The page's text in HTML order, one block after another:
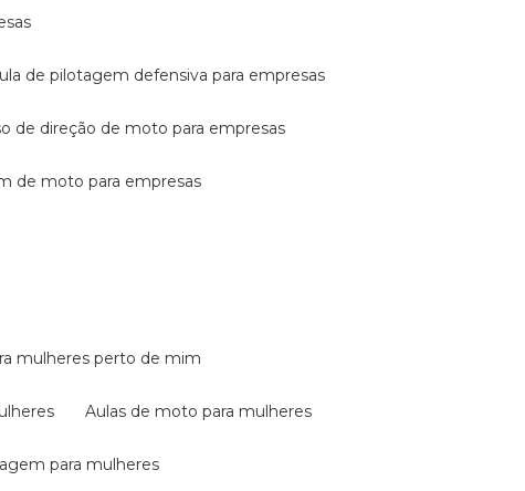
aula de pilotagem defensiva para empresas
de direção de moto para empresas
de moto para empresas
mulheres perto de mim
aulas de moto para mulheres
para mulheres